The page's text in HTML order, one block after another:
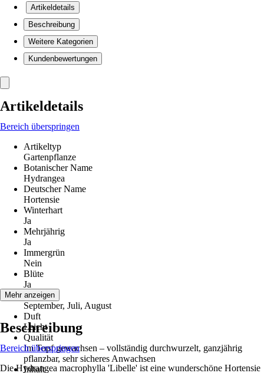
Artikeldetails
Beschreibung
Weitere Kategorien
Kundenbewertungen
Artikeldetails
Bereich überspringen
Artikeltyp
Gartenpflanze
Botanischer Name
Hydrangea
Deutscher Name
Hortensie
Winterhart
Ja
Mehrjährig
Ja
Immergrün
Nein
Blüte
Ja
Blütezeit
September, Juli, August
Duft
Leicht
Qualität
Im Topf gewachsen – vollständig durchwurzelt, ganzjährig
pflanzbar, sehr sicheres Anwachsen
Inhalt
Mehr anzeigen
Beschreibung
Bereich überspringen
Die Hydrangea macrophylla 'Libelle' ist eine wunderschöne Hortensie